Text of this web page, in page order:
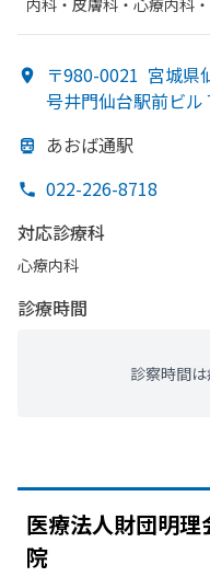
内科・​皮膚科・​心療内科
〒980-0021 宮城県
号井門仙台駅前ビル
あおば通駅
022-226-8718
対応診療科
心療内科
診療時間
診察時間
医療法人財団明
院